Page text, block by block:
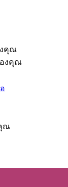
คุณ
งคุณ
ณ